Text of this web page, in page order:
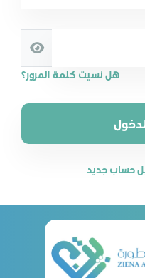
هل نسيت كلمة المرور؟
حساب جديد